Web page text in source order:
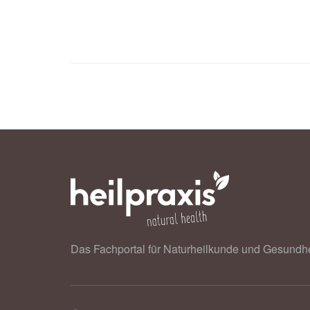
more likely to report binge gaming
Das Fachportal für Naturheilkunde und